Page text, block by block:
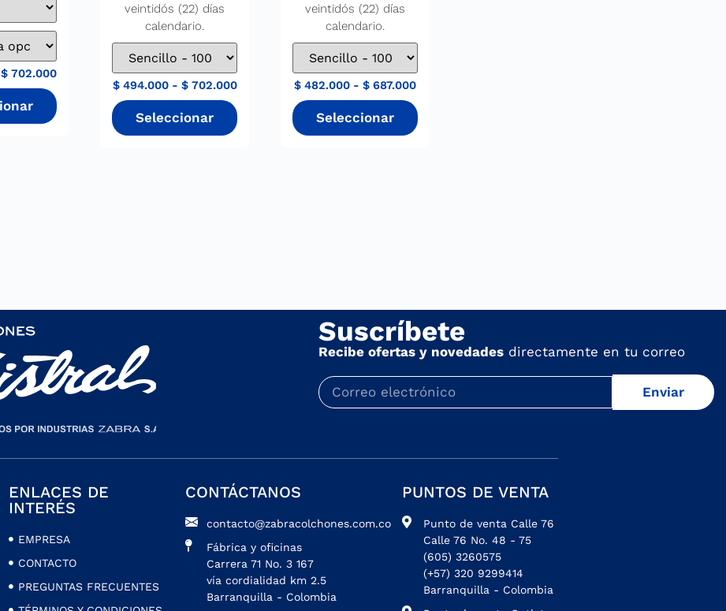
$702.000
veintidós (22) días
calendario.
$494.000 - $702.000
veintidós (22) días
calendario.
$ 482.000 - $ 687.000
Suscríbete
Recibe ofertas y novedadesdirectamente en tu correo
Enviar
ENLACES DE
INTERÉS
EMPRESA
CONTACTO
PREGUNTAS FRECUENTES
CONTÁCTANOS
contacto@zabracolchones.com.co
Fábrica y oficinas
Carrera 71 No. 3 167
vía cordialidad km 2.5
Barranquilla - Colombia
PUNTOS DE VENTA
Punto de venta Calle 76
Calle 76 No. 48 - 75
(605) 3260575
(+57) 320 9299414
Barranquilla - Colombia